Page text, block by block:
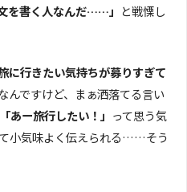
を書く人なんだ……」 と戦慄し
旅に行きたい気持ちが募りすぎて
んですけど、まぁ洒落てる言い
「あー旅行したい！」 って思う気
小気味よく伝えられる……そう